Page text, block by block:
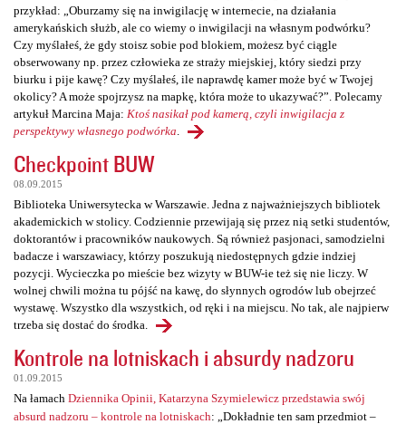
przykład: „Oburzamy się na inwigilację w internecie, na działania
amerykańskich służb, ale co wiemy o inwigilacji na własnym podwórku?
Czy myślałeś, że gdy stoisz sobie pod blokiem, możesz być ciągle
obserwowany np. przez człowieka ze straży miejskiej, który siedzi przy
biurku i pije kawę? Czy myślałeś, ile naprawdę kamer może być w Twojej
okolicy? A może spojrzysz na mapkę, która może to ukazywać?”. Polecamy
artykuł Marcina Maja: Ktoś nasikał pod kamerą, czyli inwigilacja z
perspektywy własnego podwórka
Checkpoint BUW
08.09.2015
Biblioteka Uniwersytecka w Warszawie. Jedna z najważniejszych bibliotek
akademickich w stolicy. Codziennie przewijają się przez nią setki studentów,
doktorantów i pracowników naukowych. Są również pasjonaci, samodzielni
badacze i warszawiacy, którzy poszukują niedostępnych gdzie indziej
pozycji. Wycieczka po mieście bez wizyty w BUW-ie też się nie liczy. W
wolnej chwili można tu pójść na kawę, do słynnych ogrodów lub obejrzeć
wystawę. Wszystko dla wszystkich, od ręki i na miejscu. No tak, ale najpierw
trzeba się dostać do środka.
Kontrole na lotniskach i absurdy nadzoru
01.09.2015
Na łamach Dziennika Opinii, Katarzyna Szymielewicz przedstawia swój
absurd nadzoru – kontrole na lotniskach: „Dokładnie ten sam przedmiot –